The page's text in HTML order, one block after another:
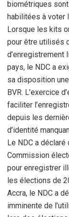
biométriques
habilitées à voter
Lorsque les kits
pour être utilisés
d’enregistrement
pays, le NDC a
sa disposition
BVR. L’exercice
faciliter
depuis les
d’identité
Le NDC a
Commission
pour enregistrer
les élections de
Accra, le NDC a
imminente de